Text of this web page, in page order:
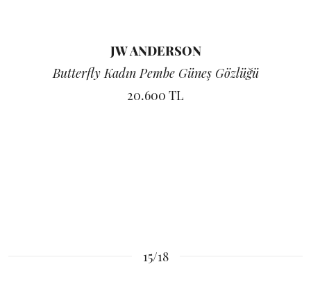
JW ANDERSON
Butterfly Kadın Pembe Güneş Gözlüğü
20.600 TL
15/18